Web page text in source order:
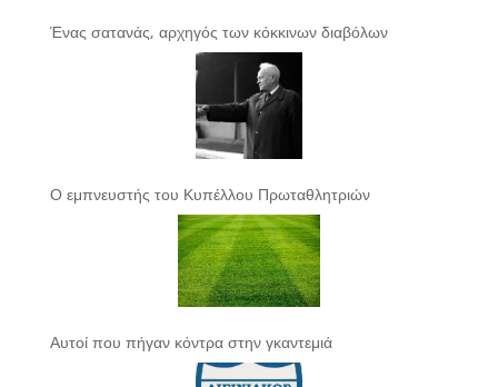
Ένας σατανάς, αρχηγός των κόκκινων διαβόλων
Ο εμπνευστής του Κυπέλλου Πρωταθλητριών
Αυτοί που πήγαν κόντρα στην γκαντεμιά